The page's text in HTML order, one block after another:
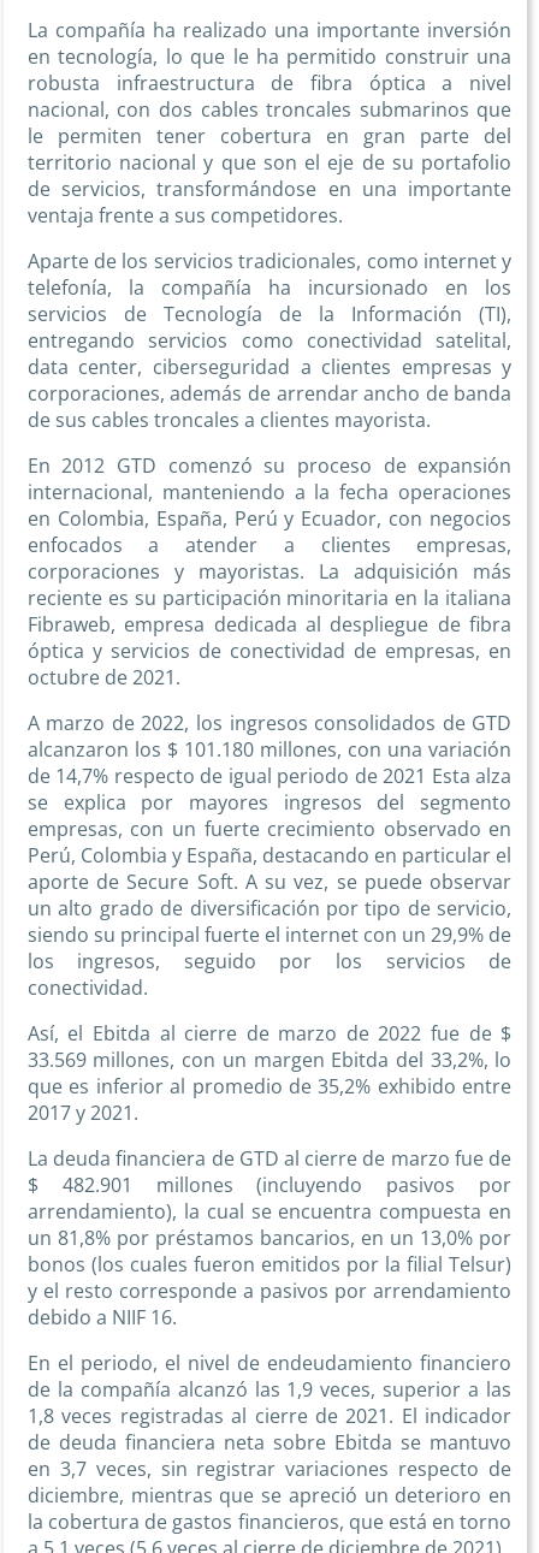
La compañía ha realizado una importante inversión
en tecnología, lo que le ha permitido construir una
robusta infraestructura de fibra óptica a nivel
nacional, con dos cables troncales submarinos que
le permiten tener cobertura en gran parte del
territorio nacional y que son el eje de su portafolio
de servicios, transformándose en una importante
ventaja frente a sus competidores.
Aparte de los servicios tradicionales, como internet y
telefonía, la compañía ha incursionado en los
servicios de Tecnología de la Información (TI),
entregando servicios como conectividad satelital,
data center, ciberseguridad a clientes empresas y
corporaciones, además de arrendar ancho de banda
de sus cables troncales a clientes mayorista.
En 2012 GTD comenzó su proceso de expansión
internacional, manteniendo a la fecha operaciones
en Colombia, España, Perú y Ecuador, con negocios
enfocados a atender a clientes empresas,
corporaciones y mayoristas. La adquisición más
reciente es su participación minoritaria en la italiana
Fibraweb, empresa dedicada al despliegue de fibra
óptica y servicios de conectividad de empresas, en
octubre de 2021.
A marzo de 2022, los ingresos consolidados de GTD
alcanzaron los $ 101.180 millones, con una variación
de 14,7% respecto de igual periodo de 2021 Esta alza
se explica por mayores ingresos del segmento
empresas, con un fuerte crecimiento observado en
Perú, Colombia y España, destacando en particular el
aporte de Secure Soft. A su vez, se puede observar
un alto grado de diversificación por tipo de servicio,
siendo su principal fuerte el internet con un 29,9% de
los ingresos, seguido por los servicios de
conectividad.
Así, el Ebitda al cierre de marzo de 2022 fue de $
33.569 millones, con un margen Ebitda del 33,2%, lo
que es inferior al promedio de 35,2% exhibido entre
2017 y 2021.
La deuda financiera de GTD al cierre de marzo fue de
$ 482.901 millones (incluyendo pasivos por
arrendamiento), la cual se encuentra compuesta en
un 81,8% por préstamos bancarios, en un 13,0% por
bonos (los cuales fueron emitidos por la filial Telsur)
y el resto corresponde a pasivos por arrendamiento
debido a NIIF 16.
En el periodo, el nivel de endeudamiento financiero
de la compañía alcanzó las 1,9 veces, superior a las
1,8 veces registradas al cierre de 2021. El indicador
de deuda financiera neta sobre Ebitda se mantuvo
en 3,7 veces, sin registrar variaciones respecto de
diciembre, mientras que se apreció un deterioro en
la cobertura de gastos financieros, que está en torno